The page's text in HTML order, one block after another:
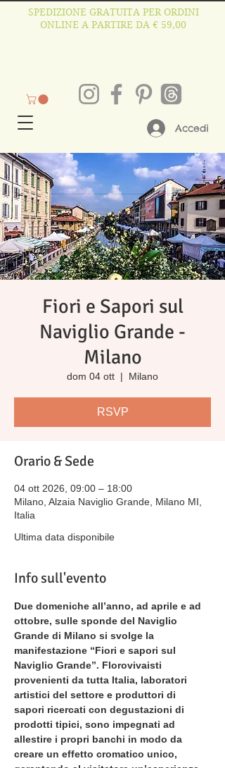
SPEDIZIONE GRATUITA PER ORDINI
ONLINE A PARTIRE DA € 59,00
Accedi
Fiori e Sapori sul
Naviglio Grande -
Milano
dom 04 ott
  |
Milano
RSVP
Orario & Sede
04 ott 2026, 09:00 – 18:00
Milano, Alzaia Naviglio Grande, Milano MI,
Italia
Ultima data disponibile
Info sull'evento
Due domeniche all’anno, ad aprile e ad
ottobre, sulle sponde del Naviglio
Grande di Milano si svolge la
manifestazione “Fiori e sapori sul
Naviglio Grande”. Florovivaisti
provenienti da tutta Italia, laboratori
artistici del settore e produttori di
sapori ricercati con degustazioni di
prodotti tipici, sono impegnati ad
allestire i propri banchi in modo da
creare un effetto cromatico unico,